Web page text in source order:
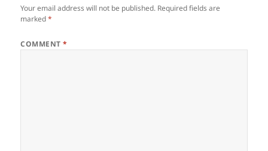
Your email address will not be published. Required fields are
marked*
COMMENT*